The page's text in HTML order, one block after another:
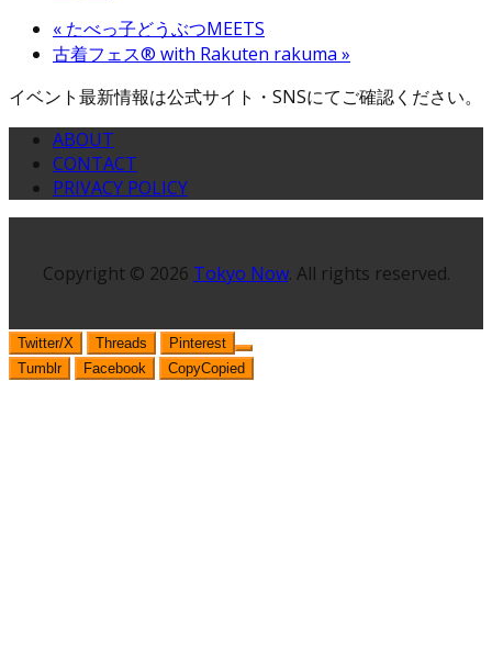
« たべっ子どうぶつMEETS
古着フェス® with Rakuten rakuma »
イベント最新情報は公式サイト・SNSにてご確認ください。
ABOUT
CONTACT
PRIVACY POLICY
Copyright © 2026 Tokyo Now. All rights reserved.
Twitter/X Threads
Pinterest
Tumblr
Facebook CopyCopied